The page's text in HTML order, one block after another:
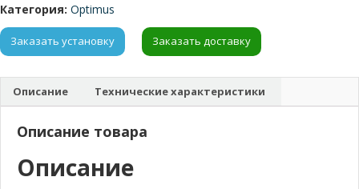
Категория: Optimus
Заказать установку Заказать доставку
Описание Технические характеристики
Описание товара
Описание